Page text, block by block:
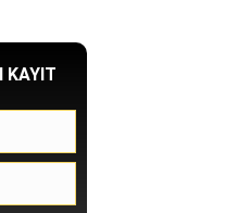
KAYIT